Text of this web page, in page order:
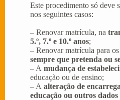
Este procedimento só deve
nos seguintes casos:
– Renovar matrícula, na
5.º, 7.º e 10.º anos;
– Renovar matrícula para os
sempre que pretenda ou
– A mudança de
educação ou de ensino;
– A alteração de
educação ou outros